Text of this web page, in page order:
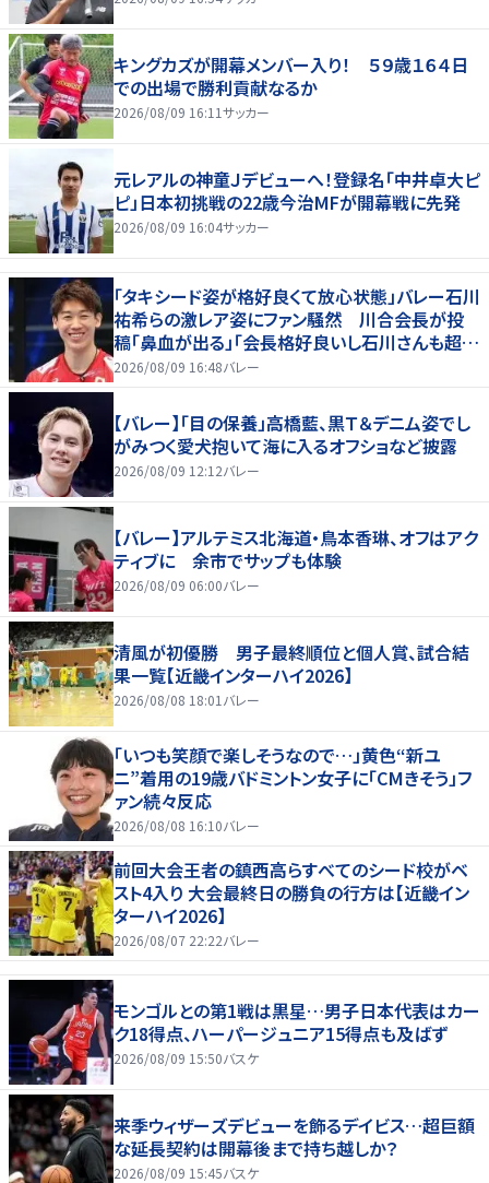
キングカズが開幕メンバー入り！ ５９歳１６４日
での出場で勝利貢献なるか
2026/08/09 16:11サッカー
元レアルの神童Ｊデビューへ！登録名「中井卓大ピ
ピ」日本初挑戦の22歳今治MFが開幕戦に先発
2026/08/09 16:04サッカー
「タキシード姿が格好良くて放心状態」バレー石川
祐希らの激レア姿にファン騒然 川合会長が投
稿「鼻血が出る」「会長格好良いし石川さんも超格
好いい」
2026/08/09 16:48バレー
【バレー】「目の保養」高橋藍、黒Ｔ＆デニム姿でし
がみつく愛犬抱いて海に入るオフショなど披露
2026/08/09 12:12バレー
【バレー】アルテミス北海道・鳥本香琳、オフはアク
ティブに 余市でサップも体験
2026/08/09 06:00バレー
清風が初優勝 男子最終順位と個人賞、試合結
果一覧【近畿インターハイ2026】
2026/08/08 18:01 バレー
「いつも笑顔で楽しそうなので…」黄色“新ユ
ニ”着用の19歳バドミントン女子に「CMきそう」フ
ァン続々反応
2026/08/08 16:10バレー
前回大会王者の鎮西高らすべてのシード校がベ
スト4入り 大会最終日の勝負の行方は【近畿イン
ターハイ2026】
2026/08/07 22:22バレー
モンゴルとの第1戦は黒星…男子日本代表はカー
ク18得点、ハーパージュニア15得点も及ばず
2026/08/09 15:50バスケ
来季ウィザーズデビューを飾るデイビス…超巨額
な延長契約は開幕後まで持ち越しか？
2026/08/09 15:45バスケ